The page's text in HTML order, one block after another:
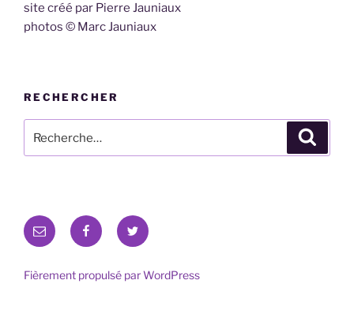
site créé par Pierre Jauniaux
photos © Marc Jauniaux
RECHERCHER
pour
E-
mail
FacebookTwitter
Fièrement propulsé par WordPress